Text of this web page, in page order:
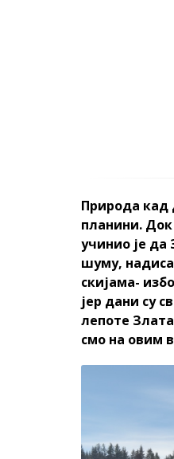
Природа кад
планини.
учинио је да
шуму,
скијама-
јер дани су
лепоте
смо на овим